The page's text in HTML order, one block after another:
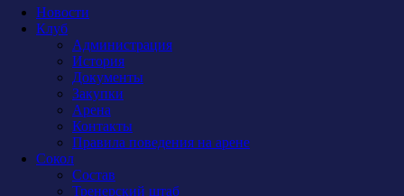
Новости
Клуб
Администрация
История
Документы
Закупки
Арена
Контакты
Правила поведения на арене
Сокол
Состав
Тренерский штаб